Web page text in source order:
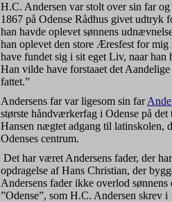
H.C. Andersen var stolt over sin far
1867 på Odense Rådhus givet udtryk
han havde oplevet sønnens
han oplevet den store Æresfest for
have fundet sig i sit eget Liv, naar
Han vilde have forstaaet det
fattet.”
Andersens far var ligesom sin far
største håndværkerfag i Odense på
Hansen nægtet adgang til latinskolen,
Odenses centrum.
Det har været Andersens fader, der
opdragelse af Hans Christian, der
Andersens fader ikke overlod
”Odense”, som H.C. Andersen skrev